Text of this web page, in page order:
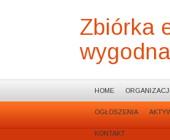
Zbiórka
wygodna
HOME
OGŁOSZENIA
KONTAKT